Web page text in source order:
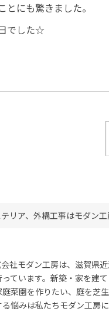
にも驚きました。
でした☆
リア、外構工事はモダン
社モダン工房は、滋賀
ています。新築・家を建
菜園を作りたい、庭を
悩みは私たちモダン工